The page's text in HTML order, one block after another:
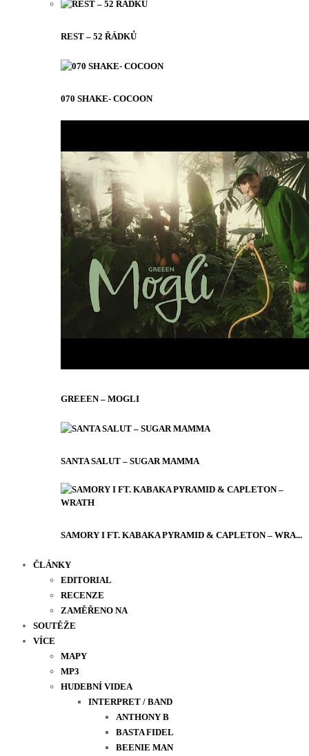
REST – 52 ŘÁDKŮ
070 SHAKE- COCOON
GREEEN – MOGLI
SANTA SALUT – SUGAR MAMMA
SAMORY I FT. KABAKA PYRAMID & CAPLETON – WRA...
ČLÁNKY
EDITORIAL
RECENZE
ZAMĚŘENO NA
SOUTĚŽE
VÍCE
MAPY
MP3
HUDEBNÍ VIDEA
INTERPRET / BAND
ANTHONY B
BASTA FIDEL
BEENIE MAN